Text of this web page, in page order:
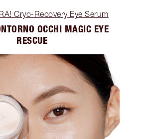
Cryo-Recovery Eye Serum
OCCHI MAGIC EYE
RESCUE